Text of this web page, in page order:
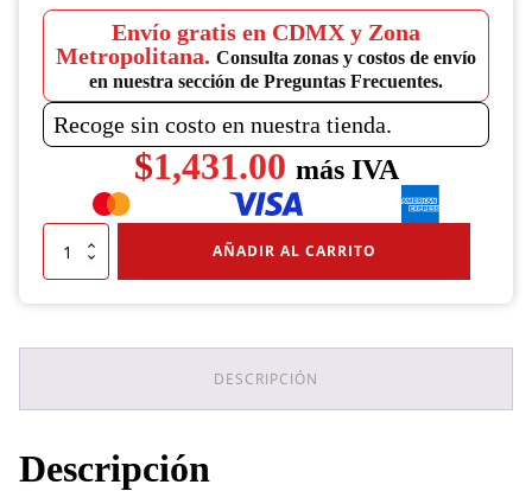
Envío gratis en CDMX y Zona
Metropolitana. Consulta zonas y costos de envío
en nuestra sección de Preguntas Frecuentes.
Recoge sin costo en nuestra tienda.
$1,431.00 más IVA
Paquete
Natural
AÑADIR AL CARRITO
DESCRIPCIÓN
Descripción